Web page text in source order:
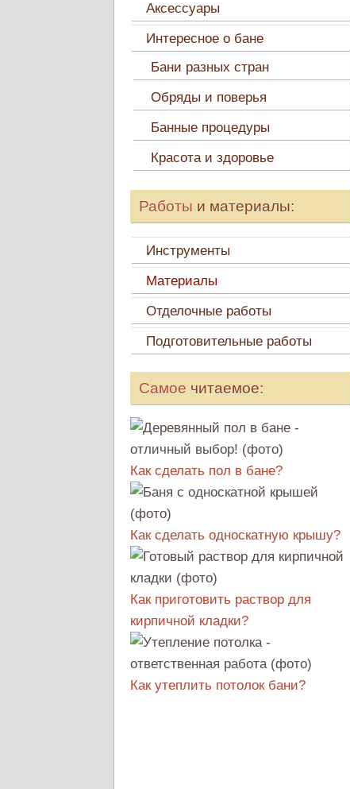
Аксессуары
Интересное о бане
Бани разных стран
Обряды и поверья
Банные процедуры
Красота и здоровье
Работы и материалы:
Инструменты
Материалы
Отделочные работы
Подготовительные работы
Самое читаемое:
Как сделать пол в бане?
Как сделать односкатную крышу?
Как приготовить раствор для
кирпичной кладки?
Как утеплить потолок бани?